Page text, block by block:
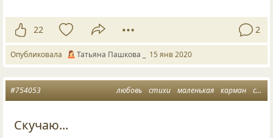
22 2
Опубликовала Татьяна Пашкова _ 15 янв 2020
любовь стихи маленькая карман спрятать
#754053
Скучаю...